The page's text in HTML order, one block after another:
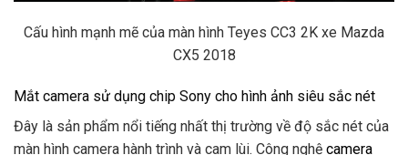
Cấu hình mạnh mẽ của màn hình Teyes CC3 2K xe Mazda
CX5 2018
Mắt camera sử dụng chip Sony cho hình ảnh siêu sắc nét
Đây là sản phẩm nổi tiếng nhất thị trường về độ sắc nét của
màn hình camera hành trình và cam lùi. Công nghệ camera